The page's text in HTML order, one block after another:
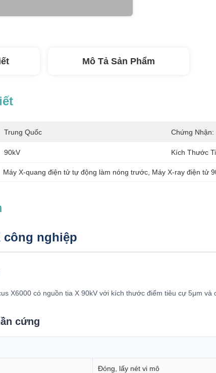
Mô Tả Sản Phẩm
Trung Quốc Chứng Nhận:
90kV Kích Thước
Máy X-quang điện tử tự động làm nóng trước Máy X-ray điện tử
công nghiệp
X6000 có nguồn tia X 90kV với kích thước điểm tiêu cự 5μm
cứng
Đóng, lấy nét vi mô